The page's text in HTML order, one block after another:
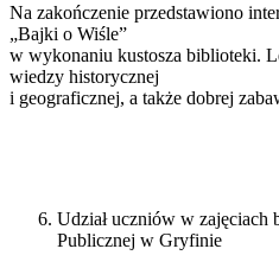
Na zakończenie przedstawiono
„Bajki o Wiśle”
w wykonaniu kustosza biblioteki.
wiedzy historycznej
i geograficznej, a także dobrej
Udział uczniów w
Publicznej w Gryfinie